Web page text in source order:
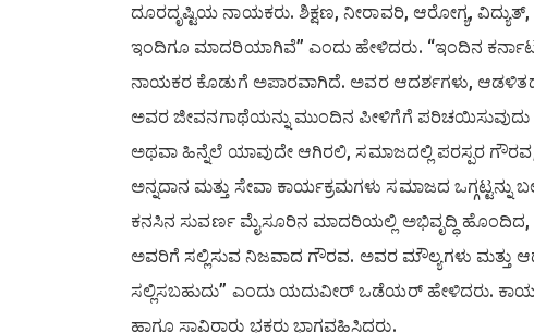
ದೂರದೃಷ್ಟಿಯ ನಾಯಕರು. ಶಿಕ್ಷಣ, ನೀರಾವರಿ, ಆರೋಗ್ಯ, ವಿದ್ಯುತ್,
ಇಂದಿಗೂ ಮಾದರಿಯಾಗಿವೆ” ಎಂದು ಹೇಳಿದರು. “ಇಂದಿನ
ನಾಯಕರ ಕೊಡುಗೆ ಅಪಾರವಾಗಿದೆ. ಅವರ ಆದರ್ಶಗಳು,
ಅವರ ಜೀವನಗಾಥೆಯನ್ನು ಮುಂದಿನ ಪೀಳಿಗೆಗೆ ಪರಿಚಯಿಸುವುದು
ಅಥವಾ ಹಿನ್ನೆಲೆ ಯಾವುದೇ ಆಗಿರಲಿ, ಸಮಾಜದಲ್ಲಿ ಪರಸ್ಪರ
ಅನ್ನದಾನ ಮತ್ತು ಸೇವಾ ಕಾರ್ಯಕ್ರಮಗಳು ಸಮಾಜದ
ಕನಸಿನ ಸುವರ್ಣ ಮೈಸೂರಿನ ಮಾದರಿಯಲ್ಲಿ ಅಭಿವೃದ್ಧಿ ಹೊಂದಿದ,
ಅವರಿಗೆ ಸಲ್ಲಿಸುವ ನಿಜವಾದ ಗೌರವ. ಅವರ ಮೌಲ್ಯಗಳು ಮತ್ತು
ಸಲ್ಲಿಸಬಹುದು” ಎಂದು ಯದುವೀರ್ ಒಡೆಯರ್ ಹೇಳಿದರು.
ಹಾಗೂ ಸಾವಿರಾರು ಭಕ್ತರು ಭಾಗವಹಿಸಿದ್ದರು.